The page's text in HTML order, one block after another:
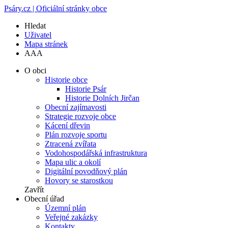
Psáry.cz | Oficiální stránky obce
Hledat
Uživatel
Mapa stránek
AAA
O obci
Historie obce
Historie Psár
Historie Dolních Jirčan
Obecní zajímavosti
Strategie rozvoje obce
Kácení dřevin
Plán rozvoje sportu
Ztracená zvířata
Vodohospodářská infrastruktura
Mapa ulic a okolí
Digitální povodňový plán
Hovory se starostkou
Zavřít
Obecní úřad
Územní plán
Veřejné zakázky
Kontakty